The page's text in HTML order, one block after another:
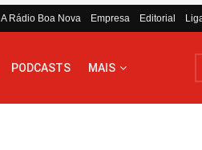
A Rádio Boa Nova Empresa Editorial
PODCASTS MAIS